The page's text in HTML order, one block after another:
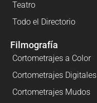
Teatro
Todo el Directorio
Filmografía
Cortometrajes a Color
Cortometrajes Digitales
Cortometrajes Mudos